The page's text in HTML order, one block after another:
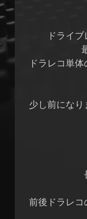
ドライ
ドラレコ単
少し前にな
前後ドラレコ